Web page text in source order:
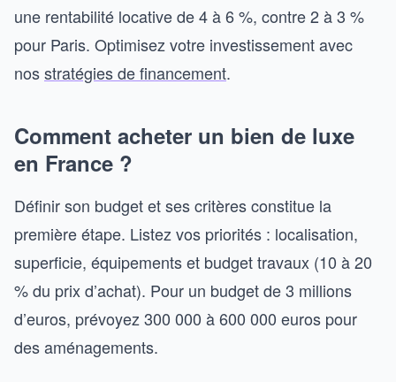
une rentabilité locative de 4 à 6 %, contre 2 à 3 %
pour Paris. Optimisez votre investissement avec
nosstratégies de financement.
Comment acheter un bien de luxe
en France ?
Définir son budget et ses critères constitue la
première étape. Listez vos priorités : localisation,
superficie, équipements et budget travaux (10 à 20
% du prix d’achat). Pour un budget de 3 millions
d’euros, prévoyez 300 000 à 600 000 euros pour
des aménagements.